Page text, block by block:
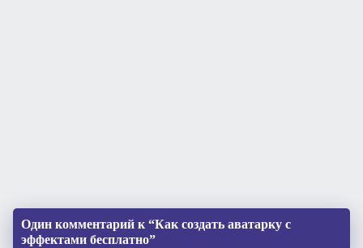
Один комментарий к “Как создать аватарку с
эффектами бесплатно”